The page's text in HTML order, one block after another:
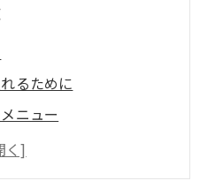
るために
ニュー
果とは？
選び方と注意点